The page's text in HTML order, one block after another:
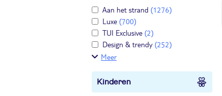
Aan het strand (1276)
Luxe (700)
TUI Exclusive (2)
Design & trendy (252)
Meer
Kinderen